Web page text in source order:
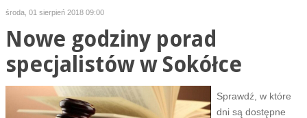
środa, 01 sierpień 2018 09:00
Nowe godziny porad
specjalistów w Sokółce
Sprawdź, w które
dni są dostępne